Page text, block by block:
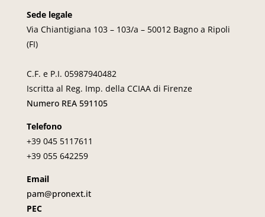
Sede legale
Via Chiantigiana 103 – 103/a – 50012 Bagno a Ripoli
(FI)
C.F. e P.I. 05987940482
Iscritta al Reg. Imp. della CCIAA di Firenze
Numero REA 591105
Telefono
+39 045 5117611
+39 055 642259
Email
pam@pronext.it
PEC